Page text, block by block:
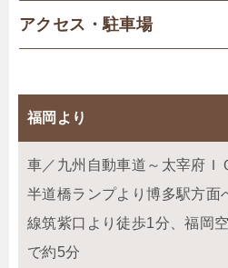
アクセス・駐車場
福岡より
車／九州自動車道～太宰府Ｉ
半道橋ランプより博多駅方面
線筑紫口より徒歩1分、福岡
で約5分